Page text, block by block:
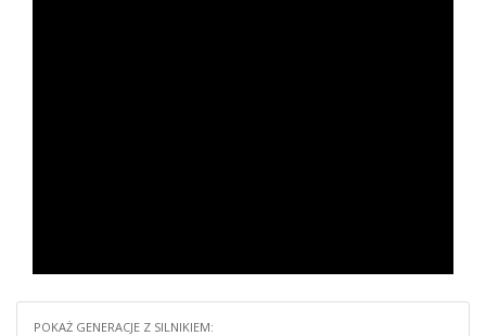
POKAŻ GENERACJE Z SILNIKIEM: